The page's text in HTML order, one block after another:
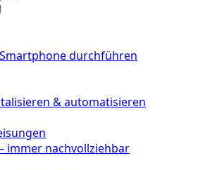
durchführen
& automatisieren
immer nachvollziehbar